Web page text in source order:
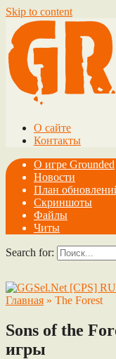
Skip to content
О сайте
Контакты
О игре Grounded
Новости
План
Скриншоты
Файлы
Читы
Search for:
Главная » The Forest
Sons of the
игры